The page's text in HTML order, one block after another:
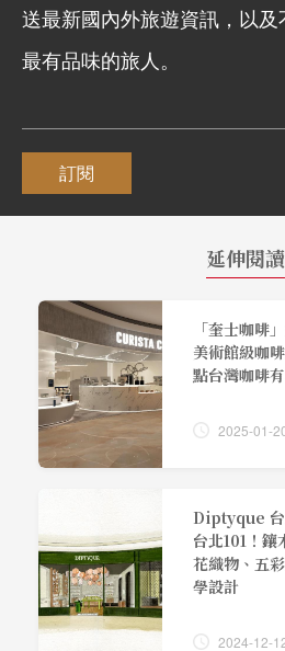
送最新國內外旅遊資訊，以
最有品味的旅人。
訂閱
延伸閱讀
「奎士咖啡
美術館級咖
點台灣咖啡
2025-01-
Diptyque 台
台北101！
花織物、五
學設計
2024-12-